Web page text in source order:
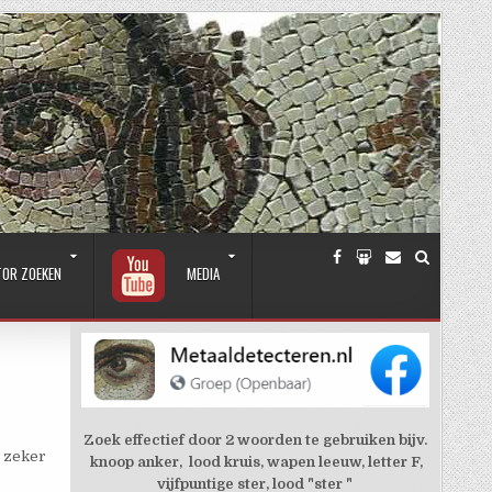
ZOEKEN MEDIA
zeker
Zoek effectief door 2 woorden te gebruiken bijv.
knoop anker, lood kruis, wapen leeuw, letter F,
vijfpuntige ster, lood "ster "